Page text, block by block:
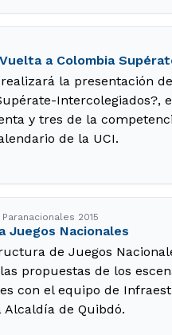
a Colombia
la presentación
Intercolegiados?,
y tres de la
de la UCI.
2015
Juegos Nacionales
de Juegos
propuestas de los
con el equipo de
Alcaldía de Quibdó.